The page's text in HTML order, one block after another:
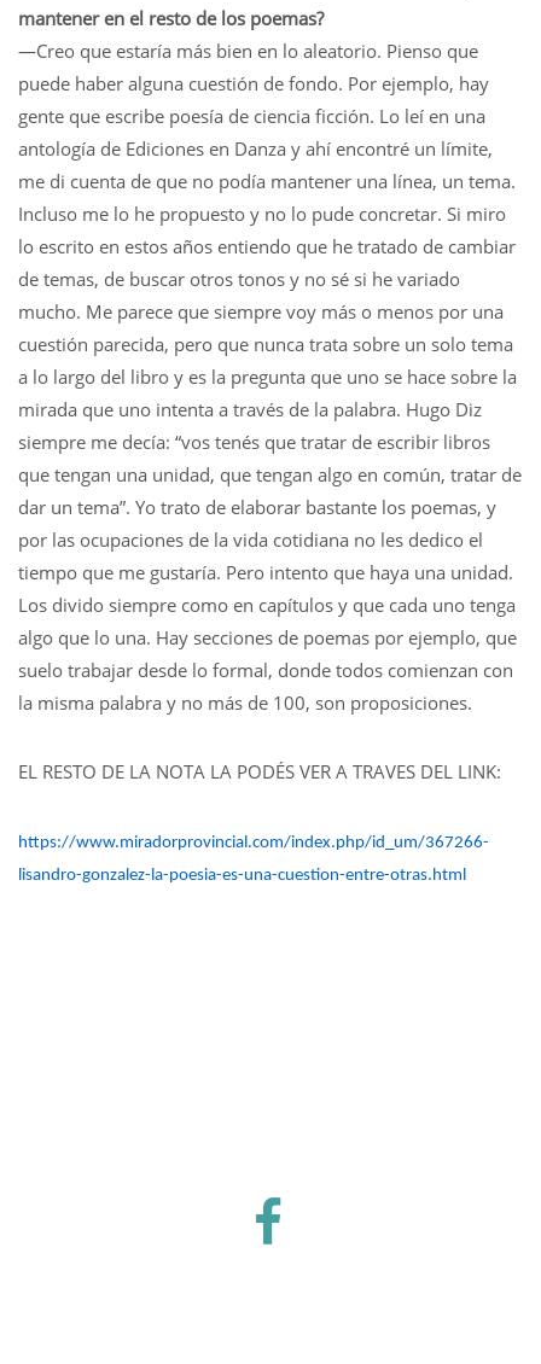
mantener en el resto de los poemas?
—Creo que estaría más bien en lo aleatorio. Pienso que
puede haber alguna cuestión de fondo. Por ejemplo, hay
gente que escribe poesía de ciencia ficción. Lo leí en una
antología de Ediciones en Danza y ahí encontré un límite,
me di cuenta de que no podía mantener una línea, un tema.
Incluso me lo he propuesto y no lo pude concretar. Si miro
lo escrito en estos años entiendo que he tratado de cambiar
de temas, de buscar otros tonos y no sé si he variado
mucho. Me parece que siempre voy más o menos por una
cuestión parecida, pero que nunca trata sobre un solo tema
a lo largo del libro y es la pregunta que uno se hace sobre la
mirada que uno intenta a través de la palabra. Hugo Diz
siempre me decía: “vos tenés que tratar de escribir libros
que tengan una unidad, que tengan algo en común, tratar de
dar un tema”. Yo trato de elaborar bastante los poemas, y
por las ocupaciones de la vida cotidiana no les dedico el
tiempo que me gustaría. Pero intento que haya una unidad.
Los divido siempre como en capítulos y que cada uno tenga
algo que lo una. Hay secciones de poemas por ejemplo, que
suelo trabajar desde lo formal, donde todos comienzan con
la misma palabra y no más de 100, son proposiciones.
EL RESTO DE LA NOTA LA PODÉS VER A TRAVES DEL LINK:
https://www.miradorprovincial.com/index.php/id_um/367266-
lisandro-gonzalez-la-poesia-es-una-cuestion-entre-otras.html